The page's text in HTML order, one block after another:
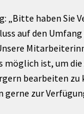
„Bitte haben Sie
auf den Umfang
möglich ist, um
bearbeiten zu
gerne zur